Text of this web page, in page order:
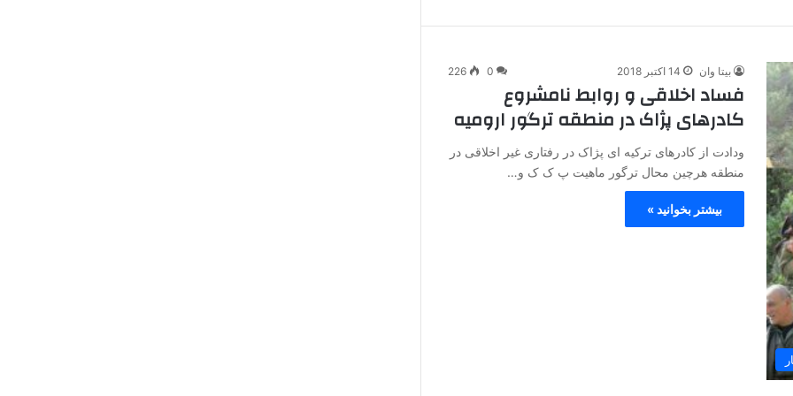
بیتا وان 14 اکتبر 2018 0
226
فساد اخلاقی و روابط نامشروع
کادرهای پژاک در منطقه ترگور ارومیه
ودادت از کادرهای ترکیه ای پژاک در رفتاری غیر اخلاقی در
منطقه هرچین محال ترگور ماهیت پ ک ک و…
بیشتر بخوانید »